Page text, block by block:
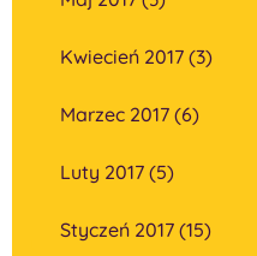
Kwiecień 2017 (3)
Marzec 2017 (6)
Luty 2017 (5)
Styczeń 2017 (15)